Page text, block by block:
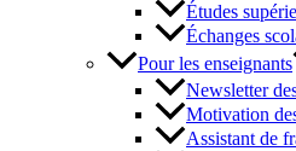
Études
Échanges
Pour les enseignants
Newsletter
Motivation
Assistant de